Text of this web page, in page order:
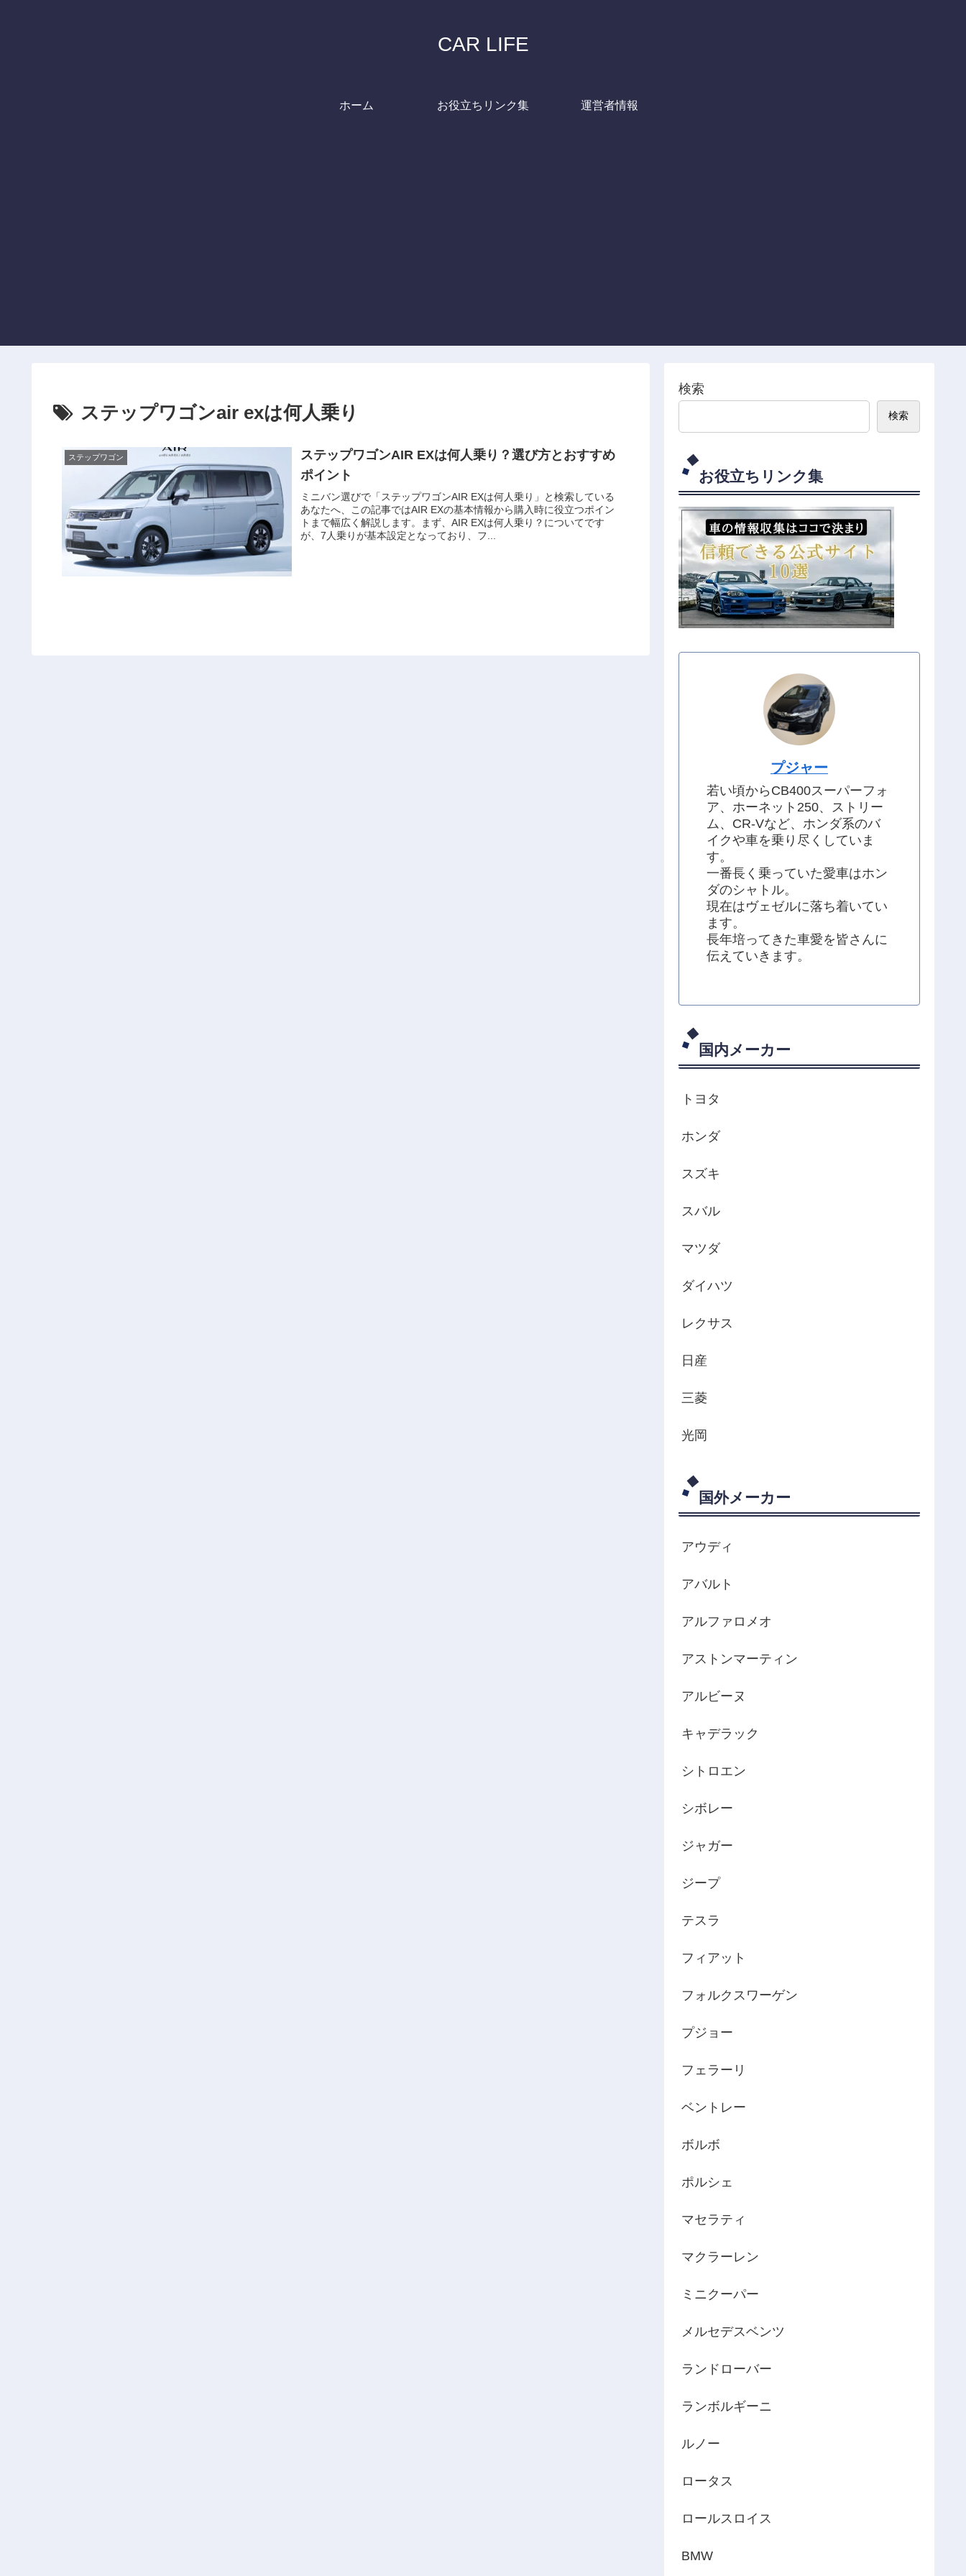
CAR LIFE
ホーム お役立ちリンク集 運営者情報
ステップワゴンair exは何人乗り
ステップワゴン
ステップワゴンAIR EXは何人乗り？選び方とおすすめ
ポイント
ミニバン選びで「ステップワゴンAIR EXは何人乗り」と検索している
あなたへ、この記事ではAIR EXの基本情報から購入時に役立つポイン
トまで幅広く解説します。まず、AIR EXは何人乗り？についてです
が、7人乗りが基本設定となっており、フ...
検索
検索
お役立ちリンク集
プジャー
若い頃からCB400スーパーフォ
ア、ホーネット250、ストリー
ム、CR-Vなど、ホンダ系のバ
イクや車を乗り尽くしていま
す。
一番長く乗っていた愛車はホン
ダのシャトル。
現在はヴェゼルに落ち着いてい
ます。
長年培ってきた車愛を皆さんに
伝えていきます。
国内メーカー
トヨタ
ホンダ
スズキ
スバル
マツダ
ダイハツ
レクサス
日産
三菱
光岡
国外メーカー
アウディ
アバルト
アルファロメオ
アストンマーティン
アルビーヌ
キャデラック
シトロエン
シボレー
ジャガー
ジープ
テスラ
フィアット
フォルクスワーゲン
プジョー
フェラーリ
ベントレー
ボルボ
ポルシェ
マセラティ
マクラーレン
ミニクーパー
メルセデスベンツ
ランドローバー
ランボルギーニ
ルノー
ロータス
ロールスロイス
BMW